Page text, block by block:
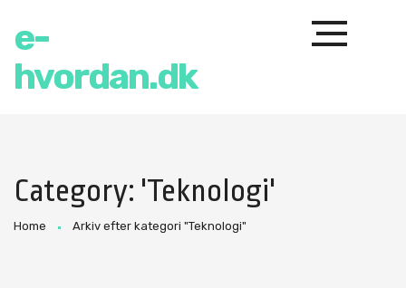
e-
hvordan.dk
Category: 'Teknologi'
Home Arkiv efter kategori "Teknologi"